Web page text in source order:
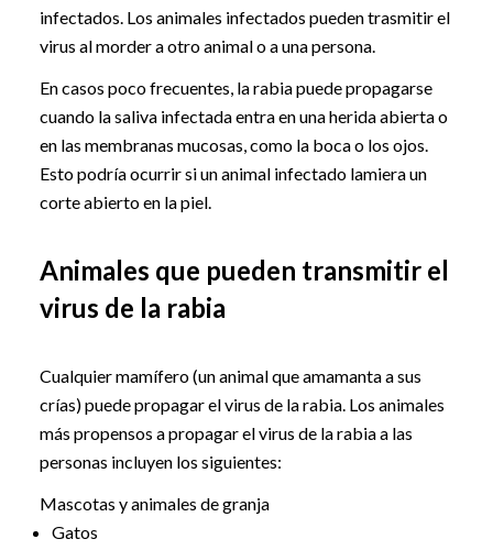
infectados. Los animales infectados pueden trasmitir el
virus al morder a otro animal o a una persona.
En casos poco frecuentes, la rabia puede propagarse
cuando la saliva infectada entra en una herida abierta o
en las membranas mucosas, como la boca o los ojos.
Esto podría ocurrir si un animal infectado lamiera un
corte abierto en la piel.
Animales que pueden transmitir el
virus de la rabia
Cualquier mamífero (un animal que amamanta a sus
crías) puede propagar el virus de la rabia. Los animales
más propensos a propagar el virus de la rabia a las
personas incluyen los siguientes:
Mascotas y animales de granja
Gatos